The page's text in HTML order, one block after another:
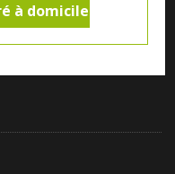
à domicile
réunit sous son toit les